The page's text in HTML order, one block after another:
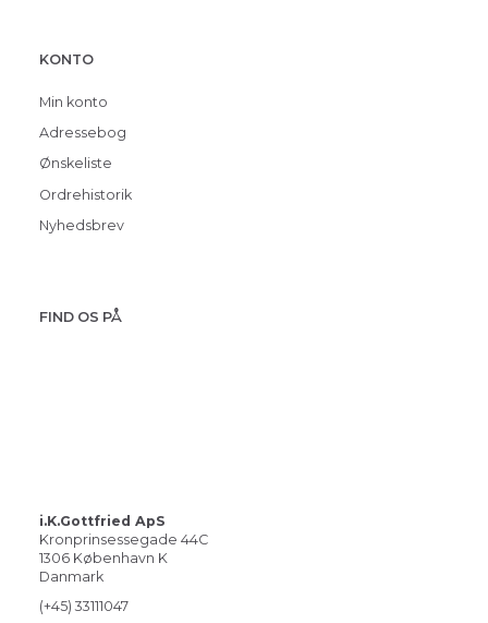
KONTO
Min konto
Adressebog
Ønskeliste
Ordrehistorik
Nyhedsbrev
FIND OS PÅ
i.K.Gottfried ApS
Kronprinsessegade 44C
1306 København K
Danmark
(+45) 33111047